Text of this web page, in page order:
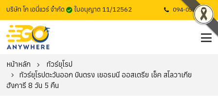
บริษัท โก เอนี่แวร์ จำกัด ใบอนุญาต 11/12562 094-053-1725
หน้าหลัก
ทัวร์ยุโรป
ทัวร์ยุโรปตะวันออก บินตรง เยอรมนี ออสเตรีย เช็ค สโลวาเกีย
ฮังการี 8 วัน 5 คืน